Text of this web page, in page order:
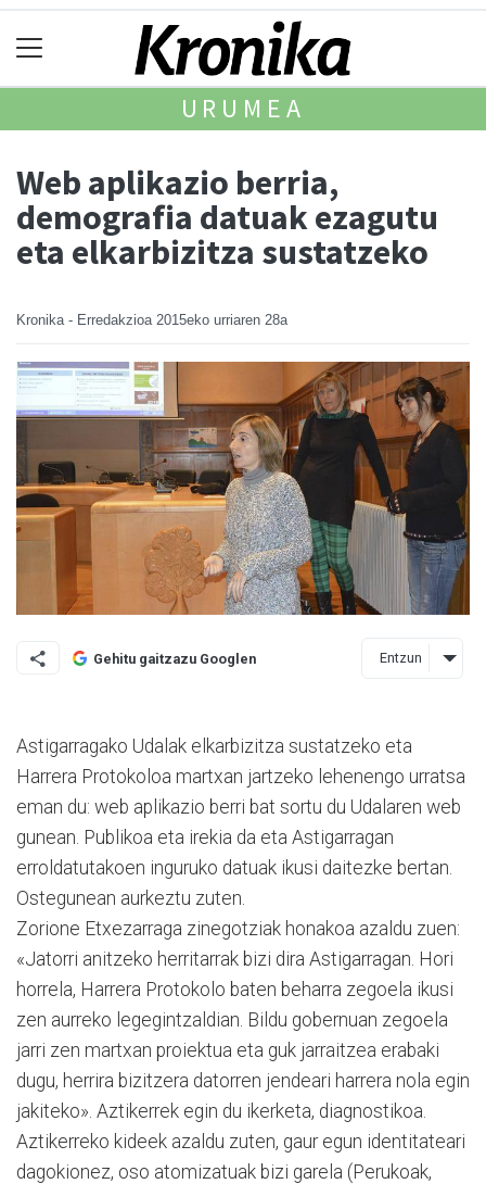
URUMEA
Web aplikazio berria,
demografia datuak ezagutu
eta elkarbizitza sustatzeko
Kronika - Erredakzioa 2015eko urriaren 28a
Gehitu gaitzazu Googlen Entzun
Astigarragako Udalak elkar­bizitza sustatzeko eta
Harrera Protokoloa martxan jartzeko lehenengo urratsa
eman du: web aplikazio berri bat sortu du Udalaren web
gunean. Publikoa eta irekia da eta Astigarragan
erroldatutakoen inguruko datuak ikusi daitezke bertan.
Ostegunean aurkeztu zuten.
Zorione Etxezarraga zine­go­tziak honakoa azaldu zuen:
«Jatorri anitzeko herritarrak bizi dira Astigarragan. Hori
horrela, Harrera Protokolo baten beharra zegoela ikusi
zen aurreko legegintzaldian. Bildu gobernuan zegoela
jarri zen martxan proiektua eta guk jarraitzea erabaki
dugu, herrira bizitzera datorren jendeari harrera nola egin
jakiteko». Aztikerrek egin du ikerketa, diagnostikoa.
Aztikerreko kideek azaldu zuten, gaur egun identitateari
dagokionez, oso atomizatuak bizi garela (Perukoak,